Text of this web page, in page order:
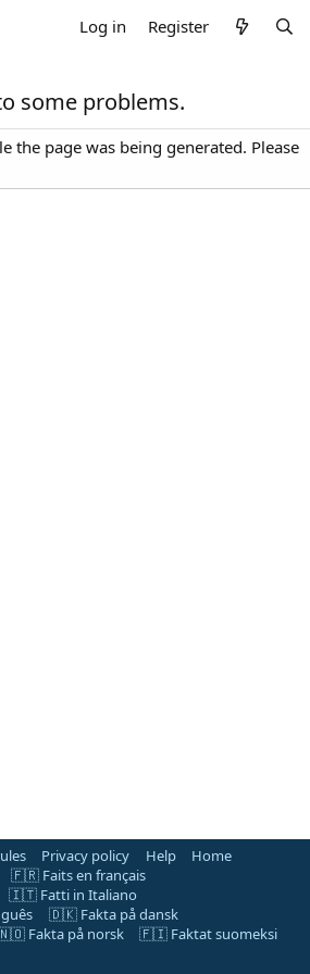
Log in Register
some problems.
the page was being generated. Please
Privacy policy Help
Home
🇫🇷 Faits en français
🇮🇹 Fatti in Italiano
🇩🇰 Fakta på dansk
Fakta på norsk
🇫🇮 Faktat suomeksi